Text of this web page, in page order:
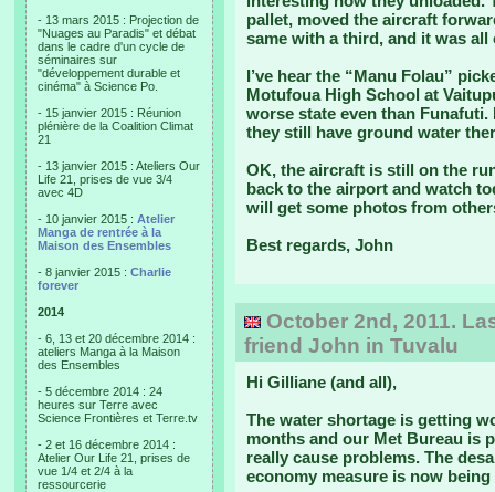
- 13 mars 2015 : Projection de
"Nuages au Paradis" et débat
dans le cadre d'un cycle de
séminaires sur
"développement durable et
cinéma" à Science Po.
- 15 janvier 2015 : Réunion
plénière de la Coalition Climat
21
- 13 janvier 2015 : Ateliers Our
Life 21, prises de vue 3/4
avec 4D
- 10 janvier 2015 : Atelier
Manga de rentrée à la
Maison des Ensembles
- 8 janvier 2015 : Charlie
forever
2014
- 6, 13 et 20 décembre 2014 :
ateliers Manga à la Maison
des Ensembles
- 5 décembre 2014 : 24
heures sur Terre avec
Science Frontières et Terre.tv
- 2 et 16 décembre 2014 :
Atelier Our Life 21, prises de
vue 1/4 et 2/4 à la
ressourcerie
pallet, moved the aircraft
same with a third, and it was
I’ve hear the “Manu Folau”
Motufoua High School at
worse state even than
they still have ground water
OK, the aircraft is still on the
back to the airport and watch
will get some photos from
Best regards, John
October 2nd, 2011.
friend John in Tuvalu
Hi Gilliane (and all),
The water shortage is getting
months and our Met Bureau is
really cause problems. The
economy measure is now being